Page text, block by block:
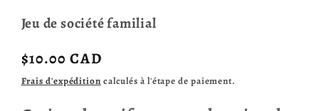
Jeu de société familial
Prix
habituel
$10.00 CAD
Frais d'expédition calculés à l'étape de paiement.